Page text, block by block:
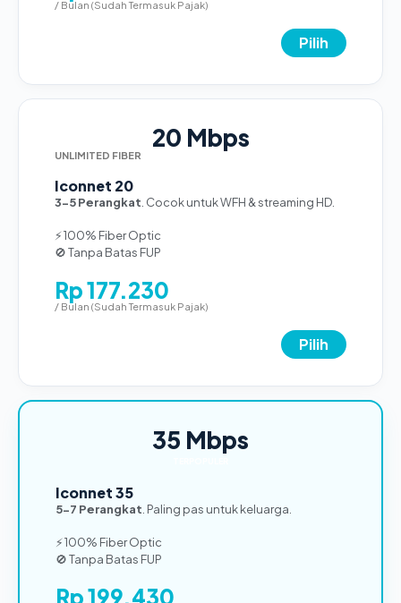
/ Bulan (Sudah Termasuk Pajak)
Pilih
20 Mbps
UNLIMITED FIBER
Iconnet 20
3-5 Perangkat . Cocok untuk WFH & streaming HD.
⚡ 100% Fiber Optic
🚫 Tanpa Batas FUP
Rp 177.230
/ Bulan (Sudah Termasuk Pajak)
Pilih
35 Mbps
Iconnet 35
5-7 Perangkat . Paling pas untuk keluarga.
⚡ 100% Fiber Optic
🚫 Tanpa Batas FUP
Rp 199.430